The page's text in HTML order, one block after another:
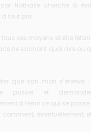
car Nathalie cherche à
tout prix ;
tous ses moyens et être
ne sachant quoi dire ou
que son mari s’énerve
passer et
à Henri ce qui se
comment, éventuellement,